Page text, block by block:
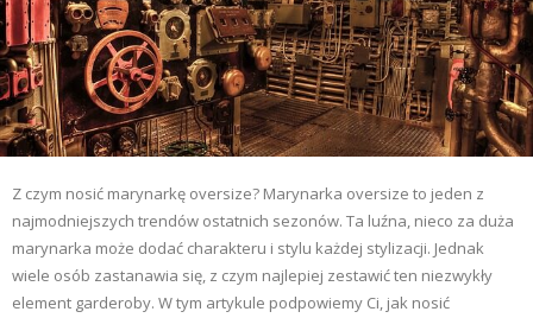
Z czym nosić marynarkę oversize? Marynarka oversize to jeden z
najmodniejszych trendów ostatnich sezonów. Ta luźna, nieco za duża
marynarka może dodać charakteru i stylu każdej stylizacji. Jednak
wiele osób zastanawia się, z czym najlepiej zestawić ten niezwykły
element garderoby. W tym artykule podpowiemy Ci, jak nosić